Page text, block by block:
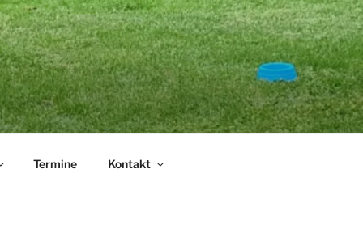
Termine Kontakt